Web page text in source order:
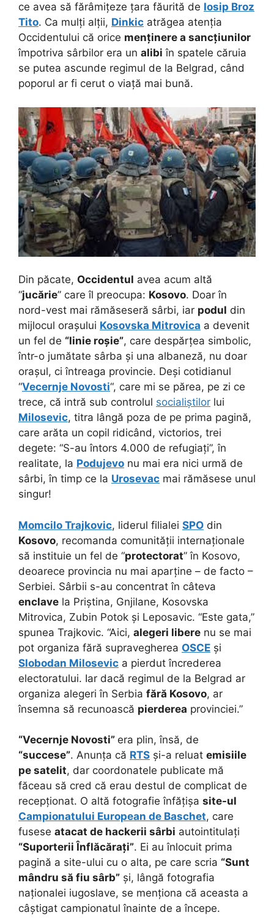
ce avea să fărâmițeze țara făurită de Iosip Broz
Tito. Ca mulți alții, Dinkic atrăgea atenția
Occidentului că orice menținere a sancțiunilor
împotriva sârbilor era un alibi în spatele căruia
se putea ascunde regimul de la Belgrad, când
poporul ar fi cerut o viață mai bună.
Din păcate, Occidentul avea acum altă
“jucărie” care îl preocupa: Kosovo. Doar în
nord-vest mai rămăseseră sârbi, iar podul din
mijlocul orașului Kosovska Mitrovica a devenit
un fel de “linie roșie”, care despărțea simbolic,
într-o jumătate sârba și una albaneză, nu doar
orașul, ci întreaga provincie. Deși cotidianul
“Vecernje Novosti“, care mi se părea, pe zi ce
trece, că intră sub controlul socialiștilor lui
Milosevic, titra lângă poza de pe prima pagină,
care arăta un copil ridicând, victorios, trei
degete: “S-au întors 4.000 de refugiați”, în
realitate, la Podujevo nu mai era nici urmă de
sârbi, în timp ce la Urosevac mai rămăsese unul
singur!
Momcilo Trajkovic, liderul filialei SPO din
Kosovo, recomanda comunității internaționale
să instituie un fel de “protectorat” în Kosovo,
deoarece provincia nu mai aparține – de facto –
Serbiei. Sârbii s-au concentrat în câteva
enclave la Priștina, Gnjilane, Kosovska
Mitrovica, Zubin Potok și Leposavic. “Este gata,”
spunea Trajkovic. “Aici, alegeri libere nu se mai
pot organiza fără supravegherea OSCE și
Slobodan Milosevic a pierdut încrederea
electoratului. Iar dacă regimul de la Belgrad ar
organiza alegeri în Serbia fără Kosovo, ar
însemna să recunoască pierderea provinciei.”
“Vecernje Novosti” era plin, însă, de
“succese”. Anunța că RTS și-a reluat emisiile
pe satelit, dar coordonatele publicate mă
făceau să cred că erau destul de complicat de
recepționat. O altă fotografie înfățișa site-ul
Campionatului European de Baschet, care
fusese atacat de hackerii sârbi autointitulați
“Suporterii Înflăcărați”. Ei au înlocuit prima
pagină a site-ului cu o alta, pe care scria “Sunt
mândru să fiu sârb” și, lângă fotografia
naționalei iugoslave, se menționa că aceasta a
câștigat campionatul înainte de a începe.